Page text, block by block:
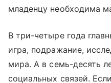
младенцу необходима
В три-четыре года
игра, подражание,
мира. А в семь-десять
социальных связей.